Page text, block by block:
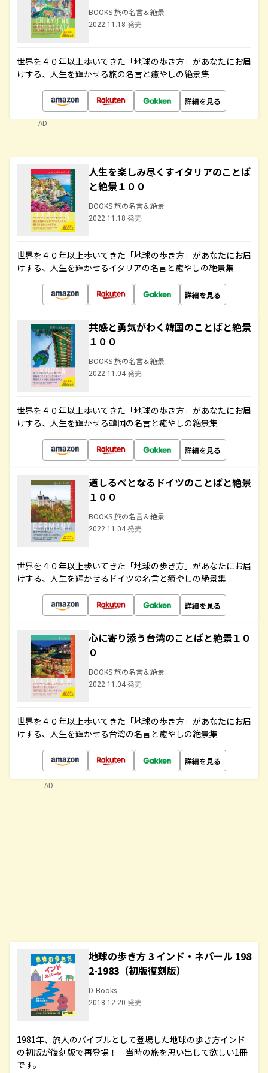
BOOKS 旅の名言＆絶景
2022.11.18 発売
世界を４０年以上歩いてきた「地球の歩き方」があなたにお届
けする、人生を輝かせる旅の名言と癒やしの絶景集
詳細を見る
AD
人生を楽しみ尽くすイタリアのことば
と絶景１００
BOOKS 旅の名言＆絶景
2022.11.18 発売
世界を４０年以上歩いてきた「地球の歩き方」があなたにお届
けする、人生を輝かせるイタリアの名言と癒やしの絶景集
詳細を見る
共感と勇気がわく韓国のことばと絶景
１００
BOOKS 旅の名言＆絶景
2022.11.04 発売
世界を４０年以上歩いてきた「地球の歩き方」があなたにお届
けする、人生を輝かせる韓国の名言と癒やしの絶景集
詳細を見る
道しるべとなるドイツのことばと絶景
１００
BOOKS 旅の名言＆絶景
2022.11.04 発売
世界を４０年以上歩いてきた「地球の歩き方」があなたにお届
けする、人生を輝かせるドイツの名言と癒やしの絶景集
詳細を見る
心に寄り添う台湾のことばと絶景１０
０
BOOKS 旅の名言＆絶景
2022.11.04 発売
世界を４０年以上歩いてきた「地球の歩き方」があなたにお届
けする、人生を輝かせる台湾の名言と癒やしの絶景集
詳細を見る
地球の歩き方 3 インド・ネパール 198
2-1983（初版復刻版）
D-Books
2018.12.20 発売
1981年、旅人のバイブルとして登場した地球の歩き方インド
の初版が復刻版で再登場！ 当時の旅を思い出して欲しい1冊
です。
AD